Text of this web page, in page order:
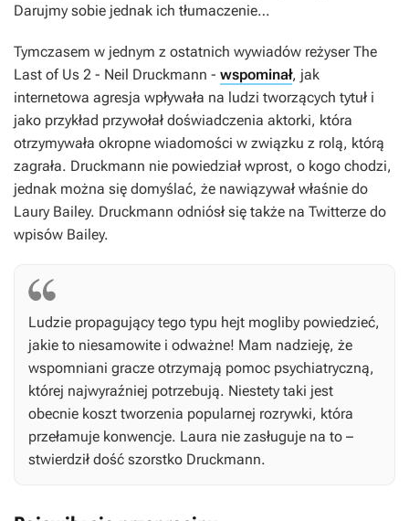
Darujmy sobie jednak ich tłumaczenie…
Tymczasem w jednym z ostatnich wywiadów reżyserThe
Last of Us 2 - Neil Druckmann - wspominał, jak
internetowa agresja wpływała na ludzi tworzących tytuł i
jako przykład przywołał doświadczenia aktorki, która
otrzymywała okropne wiadomości w związku z rolą, którą
zagrała. Druckmann nie powiedział wprost, o kogo chodzi,
jednak można się domyślać, że nawiązywał właśnie do
Laury Bailey. Druckmann odniósł się także na Twitterze do
wpisów Bailey.
Ludzie propagujący tego typu hejt mogliby powiedzieć,
jakie to niesamowite i odważne! Mam nadzieję, że
wspomniani gracze otrzymają pomoc psychiatryczną,
której najwyraźniej potrzebują. Niestety taki jest
obecnie koszt tworzenia popularnej rozrywki, która
przełamuje konwencje. Laura nie zasługuje na to –
stwierdził dość szorstko Druckmann.